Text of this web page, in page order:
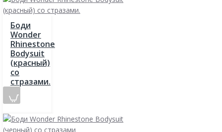
Боди
Wonder
Rhinestone
Bodysuit
(красный)
со
стразами.